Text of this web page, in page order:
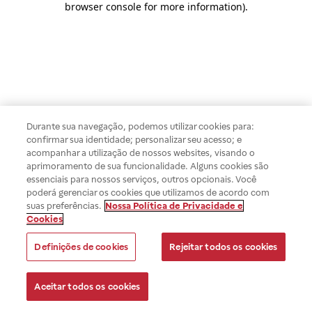
browser console for more information).
Durante sua navegação, podemos utilizar cookies para:
confirmar sua identidade; personalizar seu acesso; e
acompanhar a utilização de nossos websites, visando o
aprimoramento de sua funcionalidade. Alguns cookies são
essenciais para nossos serviços, outros opcionais. Você
poderá gerenciar os cookies que utilizamos de acordo com
suas preferências. Nossa Política de Privacidade e
Cookies
Definições de cookies Rejeitar todos os cookies
Aceitar todos os cookies